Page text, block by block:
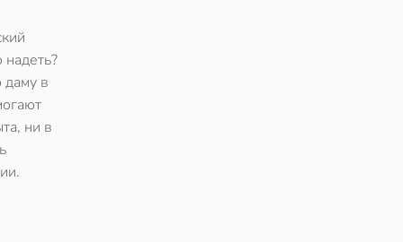
в
ни в